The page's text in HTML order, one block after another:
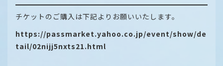
チケットのご購入は下記よりお願いいたします。
https://passmarket.yahoo.co.jp/event/show/de
tail/02nijj5nxts21.html